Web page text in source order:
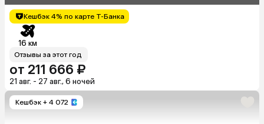
Кешбэк 4% по карте Т-Банка
16 км
Отзывы за этот год
от 211 666 ₽
21 авг. - 27 авг., 6 ночей
Кешбэк + 4 072